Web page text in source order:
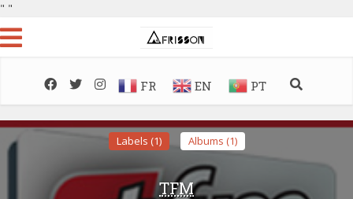
" "
FR EN PT
Labels (1) Albums (1)
TFM